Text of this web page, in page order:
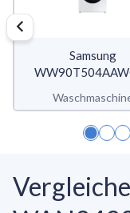
Samsung